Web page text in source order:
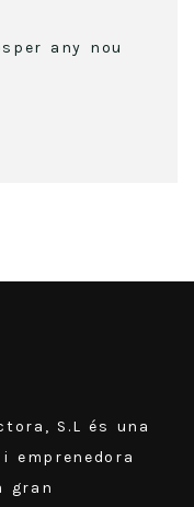
any nou
S.L és una
emprenedora
gran